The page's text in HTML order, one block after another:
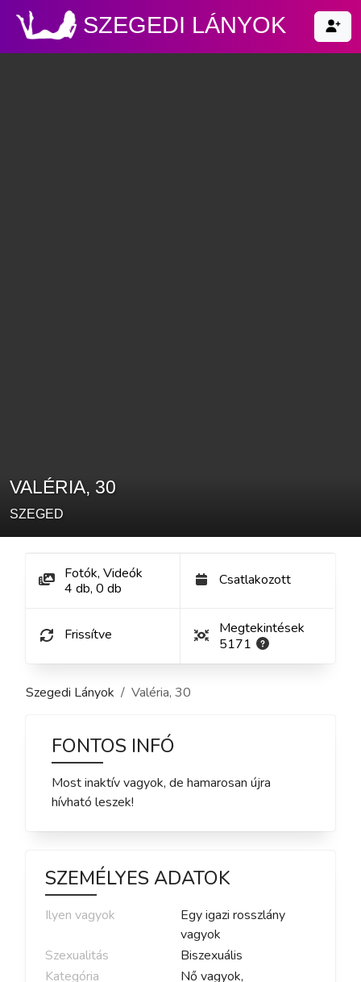
SZEGEDI LÁNYOK
VALÉRIA, 30
SZEGED
Fotók, Videók
4 db, 0 db Csatlakozott
Frissítve
Megtekintések
5171
Szegedi Lányok Valéria, 30
FONTOS INFÓ
Most inaktív vagyok, de hamarosan újra
hívható leszek!
SZEMÉLYES ADATOK
Ilyen vagyok
Egy igazi rosszlány
vagyok
Szexualitás
Biszexuális
Kategória
Nő vagyok,